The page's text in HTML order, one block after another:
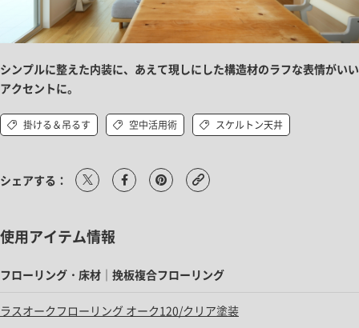
シンプルに整えた内装に、あえて現しにした構造材のラフな表情がいい
アクセントに。
掛ける＆吊るす 空中活用術 スケルトン天井
シェアする：
使用アイテム情報
フローリング・床材｜挽板複合フローリング
ラスオークフローリング オーク120/クリア塗装